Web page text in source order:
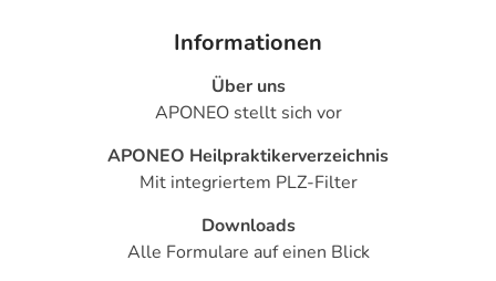
Informationen
Über uns
APONEO stellt sich vor
APONEO Heilpraktikerverzeichnis
Mit integriertem PLZ-Filter
Downloads
Alle Formulare auf einen Blick